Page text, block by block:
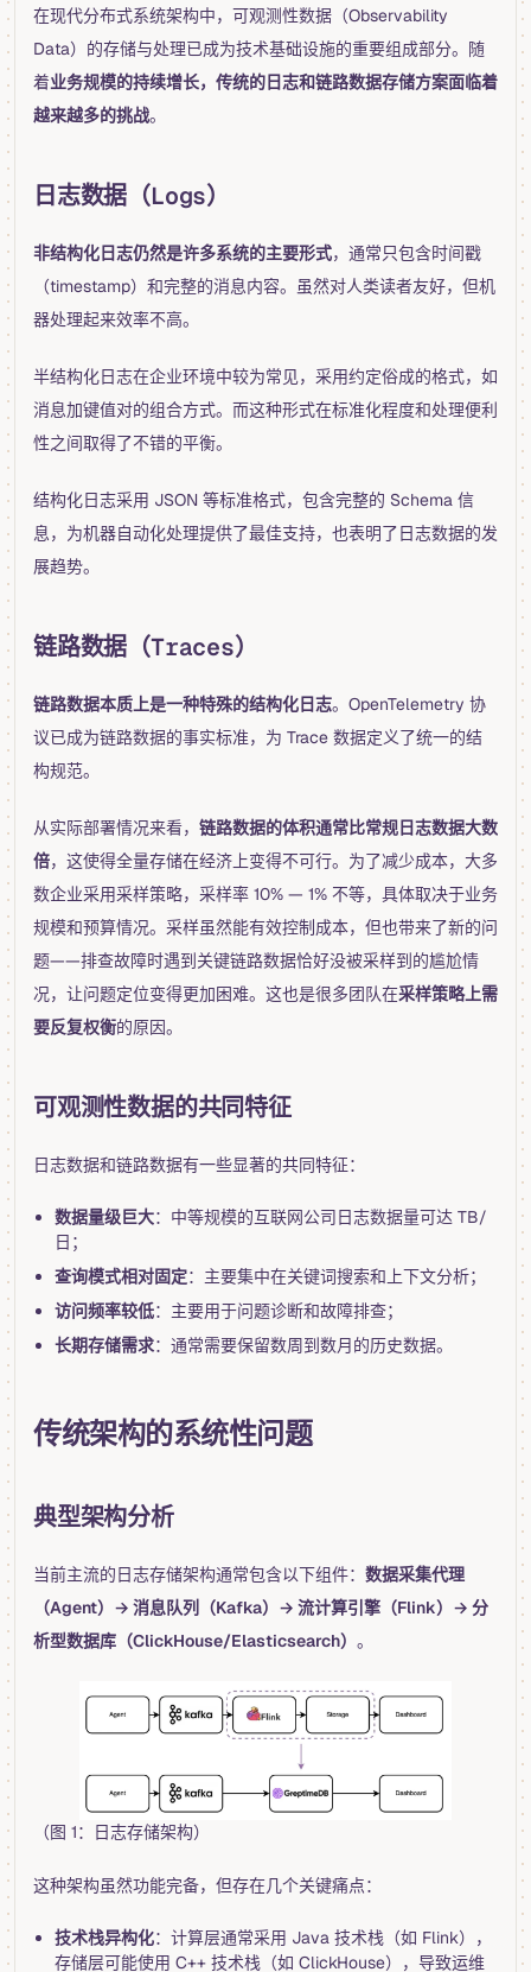
在现代分布式系统架构中，可观测性数据（Observability
Data）的存储与处理已成为技术基础设施的重要组成部分。随
着业务规模的持续增长，传统的日志和链路数据存储方案面临着
越来越多的挑战。
日志数据（Logs）
非结构化日志仍然是许多系统的主要形式，通常只包含时间戳
（timestamp）和完整的消息内容。虽然对人类读者友好，但机
器处理起来效率不高。
半结构化日志在企业环境中较为常见，采用约定俗成的格式，如
消息加键值对的组合方式。而这种形式在标准化程度和处理便利
性之间取得了不错的平衡。
结构化日志采用 JSON 等标准格式，包含完整的 Schema 信
息，为机器自动化处理提供了最佳支持，也表明了日志数据的发
展趋势。
链路数据（Traces）
链路数据本质上是一种特殊的结构化日志。OpenTelemetry 协
议已成为链路数据的事实标准，为 Trace 数据定义了统一的结
构规范。
从实际部署情况来看， 链路数据的体积通常比常规日志数据大数
倍，这使得全量存储在经济上变得不可行。为了减少成本，大多
数企业采用采样策略，采样率 10% — 1% 不等，具体取决于业务
规模和预算情况。采样虽然能有效控制成本，但也带来了新的问
题——排查故障时遇到关键链路数据恰好没被采样到的尴尬情
况，让问题定位变得更加困难。这也是很多团队在采样策略上需
要反复权衡的原因。
可观测性数据的共同特征
日志数据和链路数据有一些显著的共同特征：
数据量级巨大：中等规模的互联网公司日志数据量可达 TB/
日；
查询模式相对固定：主要集中在关键词搜索和上下文分析；
访问频率较低：主要用于问题诊断和故障排查；
长期存储需求：通常需要保留数周到数月的历史数据。
传统架构的系统性问题
典型架构分析
当前主流的日志存储架构通常包含以下组件： 数据采集代理
（Agent）→ 消息队列（Kafka）→ 流计算引擎（Flink）→ 分
析型数据库（ClickHouse/Elasticsearch） 。
（图 1：日志存储架构）
这种架构虽然功能完备，但存在几个关键痛点：
技术栈异构化：计算层通常采用 Java 技术栈（如 Flink），
存储层可能使用 C++ 技术栈（如 ClickHouse），导致运维